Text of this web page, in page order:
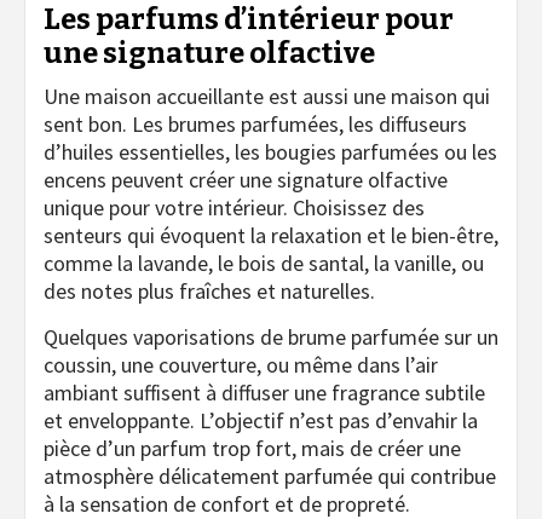
Les parfums d’intérieur pour
une signature olfactive
Une maison accueillante est aussi une maison qui
sent bon. Les brumes parfumées, les diffuseurs
d’huiles essentielles, les bougies parfumées ou les
encens peuvent créer une signature olfactive
unique pour votre intérieur. Choisissez des
senteurs qui évoquent la relaxation et le bien-être,
comme la lavande, le bois de santal, la vanille, ou
des notes plus fraîches et naturelles.
Quelques vaporisations de brume parfumée sur un
coussin, une couverture, ou même dans l’air
ambiant suffisent à diffuser une fragrance subtile
et enveloppante. L’objectif n’est pas d’envahir la
pièce d’un parfum trop fort, mais de créer une
atmosphère délicatement parfumée qui contribue
à la sensation de confort et de propreté.